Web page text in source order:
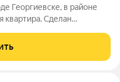
Георгиевске, в районе
квартира. Сделан